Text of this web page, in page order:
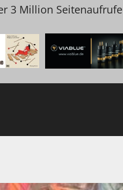
3 Million Seitenaufrufe